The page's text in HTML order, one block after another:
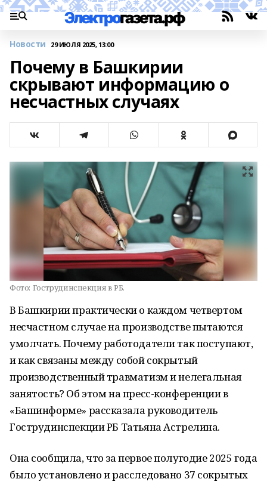
Новости 29 ИЮЛЯ 2025, 13:00
Почему в Башкирии
скрывают информацию о
несчастных случаях
Фото: Гострудинспекция в РБ.
В Башкирии практически о каждом четвертом
несчастном случае на производстве пытаются
умолчать. Почему работодатели так поступают,
и как связаны между собой сокрытый
производственный травматизм и нелегальная
занятость? Об этом на пресс-конференции в
«Башинформе» рассказала руководитель
Гострудинспекции РБ Татьяна Астрелина.
Она сообщила, что за первое полугодие 2025 года
было установлено и расследовано 37 сокрытых